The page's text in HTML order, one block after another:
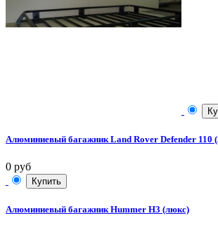
Алюминиевый багажник Land Rover Defender 110
0 руб
Купить
Алюминиевый багажник Hummer H3 (люкс)